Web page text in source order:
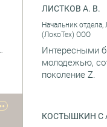
ЛИСТКОВ А. В.
Начальник
(ЛокоТех) ООО
Интересными
молодежью,
поколение Z.
КОСТЫШКИН С